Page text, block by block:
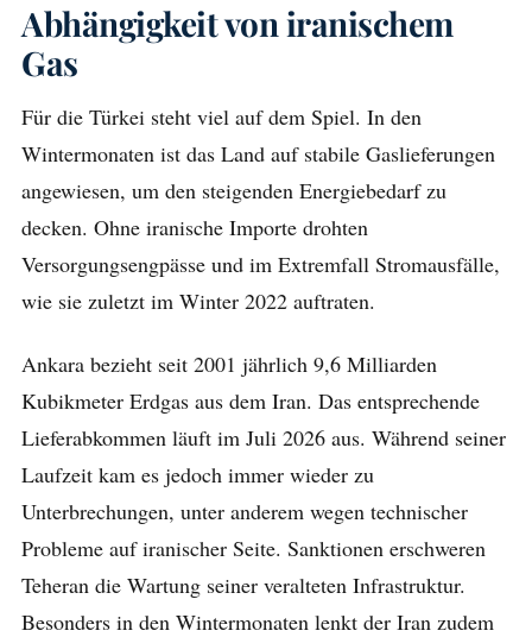
Abhängigkeit von iranischem
Gas
Für die Türkei steht viel auf dem Spiel. In den
Wintermonaten ist das Land auf stabile Gaslieferungen
angewiesen, um den steigenden Energiebedarf zu
decken. Ohne iranische Importe drohten
Versorgungsengpässe und im Extremfall Stromausfälle,
wie sie zuletzt im Winter 2022 auftraten.
Ankara bezieht seit 2001 jährlich 9,6 Milliarden
Kubikmeter Erdgas aus dem Iran. Das entsprechende
Lieferabkommen läuft im Juli 2026 aus. Während seiner
Laufzeit kam es jedoch immer wieder zu
Unterbrechungen, unter anderem wegen technischer
Probleme auf iranischer Seite. Sanktionen erschweren
Teheran die Wartung seiner veralteten Infrastruktur.
Besonders in den Wintermonaten lenkt der Iran zudem